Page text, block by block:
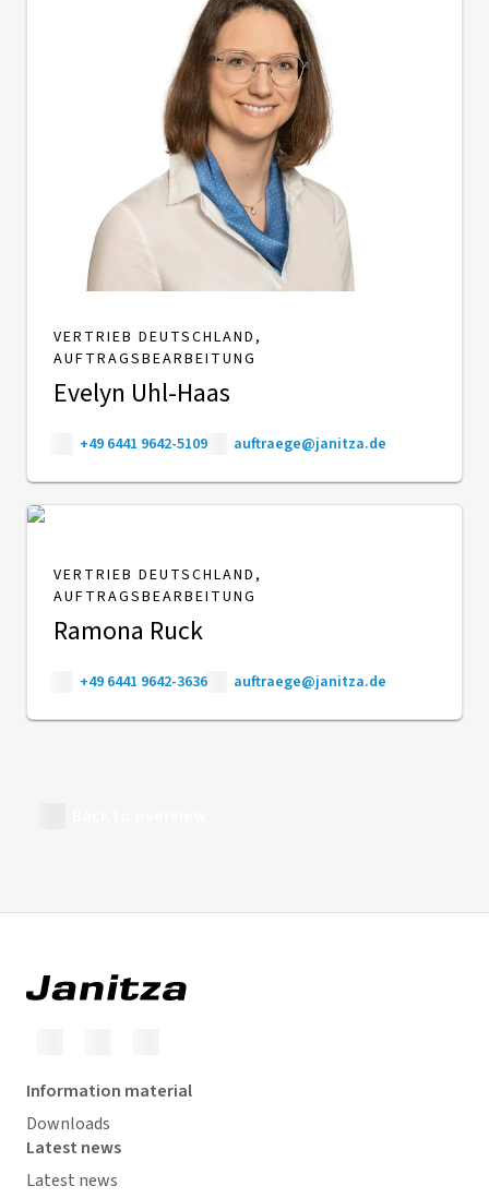
VERTRIEB DEUTSCHLAND,
AUFTRAGSBEARBEITUNG
Evelyn Uhl-Haas
+49 6441 9642-5109 auftraege@janitza.de
VERTRIEB DEUTSCHLAND,
AUFTRAGSBEARBEITUNG
Ramona Ruck
+49 6441 9642-3636 auftraege@janitza.de
Information material
Downloads
Latest news
Latest news